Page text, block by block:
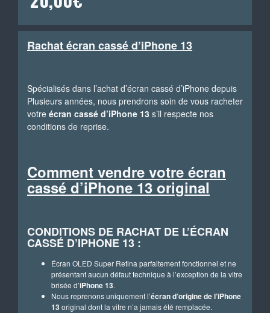
Rachat écran cassé d’iPhone 13
Spécialisés dans l’achat d’écran cassé d’iPhone depuis
Plusieurs années, nous prendrons soin de vous racheter
votre écran cassé d’iPhone 13 s’il respecte nos
conditions de reprise.
Comment vendre votre écran
cassé d’iPhone 13 original
CONDITIONS DE RACHAT DE L’ÉCRAN
CASSÉ D’IPHONE 13 :
Écran OLED Super Retina parfaitement fonctionnel et ne
présentant aucun défaut technique à l’exception de la vitre
brisée d’iPhone 13.
Nous reprenons uniquement l’écran d’origine de l’iPhone
13 original dont la vitre n’a jamais été remplacée.